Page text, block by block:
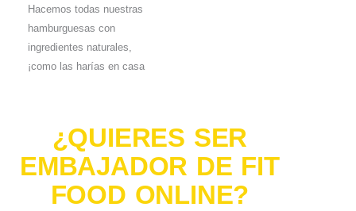
Hacemos todas nuestras
hamburguesas con
ingredientes naturales,
¡como las harías en casa
¿QUIERES SER
EMBAJADOR DE FIT
FOOD ONLINE?